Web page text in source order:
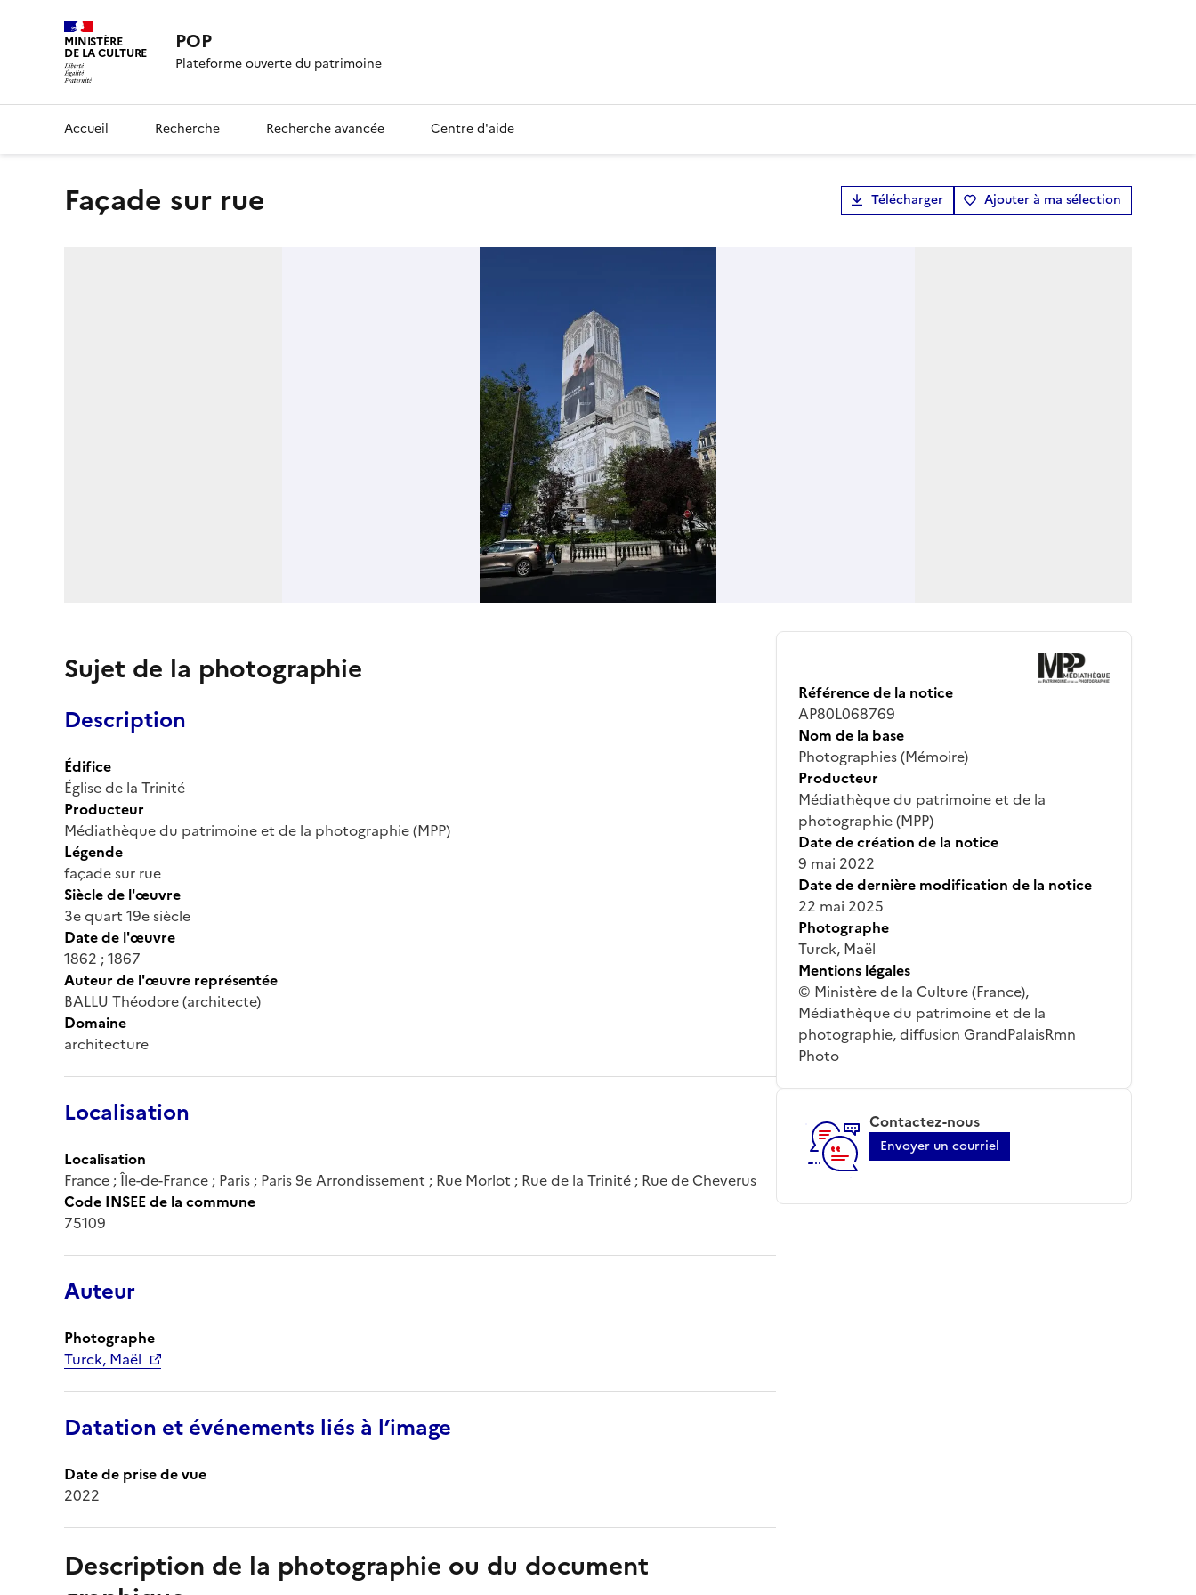
MINISTÈRE
DE LA CULTURE POP
Plateforme ouverte du patrimoine
Accueil Recherche Recherche avancée Centre d'aide
façade sur rue Télécharger Ajouter à ma sélection
Sujet de la photographie
Description
Édifice
Église de la Trinité
Producteur
Médiathèque du patrimoine et de la photographie (MPP)
Légende
façade sur rue
Siècle de l'œuvre
3e quart 19e siècle
Date de l'œuvre
1862 ; 1867
Auteur de l'œuvre représentée
BALLU Théodore (architecte)
Domaine
architecture
Localisation
Localisation
France ; Île-de-France ; Paris ; Paris 9e Arrondissement ; Rue Morlot ; Rue de la Trinité ; Rue de Cheverus
Code INSEE de la commune
75109
Auteur
Photographe
Turck, Maël
Datation et événements liés à l’image
Date de prise de vue
2022
Description de la photographie ou du document
Référence de la notice
AP80L068769
Nom de la base
Photographies (Mémoire)
Producteur
Médiathèque du patrimoine et de la
photographie (MPP)
Date de création de la notice
9 mai 2022
Date de dernière modification de la notice
22 mai 2025
Photographe
Turck, Maël
Mentions légales
© Ministère de la Culture (France),
Médiathèque du patrimoine et de la
photographie, diffusion GrandPalaisRmn
Photo
Contactez-nous
Envoyer un courriel